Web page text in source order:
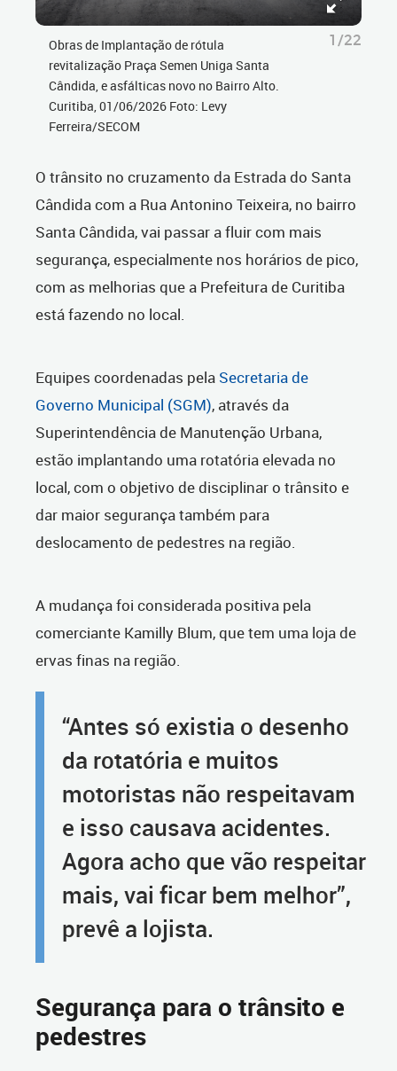
Obras de Implantação de rótula
revitalização Praça Semen Uniga Santa
Cândida, e asfálticas novo no Bairro Alto.
Curitiba, 01/06/2026 Foto: Levy
Ferreira/SECOM
1/22
O trânsito no cruzamento da Estrada do Santa
Cândida com a Rua Antonino Teixeira, no bairro
Santa Cândida, vai passar a fluir com mais
segurança, especialmente nos horários de pico,
com as melhorias que a Prefeitura de Curitiba
está fazendo no local.
Equipes coordenadas pela Secretaria de
Governo Municipal (SGM), através da
Superintendência de Manutenção Urbana,
estão implantando uma rotatória elevada no
local, com o objetivo de disciplinar o trânsito e
dar maior segurança também para
deslocamento de pedestres na região.
A mudança foi considerada positiva pela
comerciante Kamilly Blum, que tem uma loja de
ervas finas na região.
“Antes só existia o desenho
da rotatória e muitos
motoristas não respeitavam
e isso causava acidentes.
Agora acho que vão respeitar
mais, vai ficar bem melhor”,
prevê a lojista.
Segurança para o trânsito e
pedestres